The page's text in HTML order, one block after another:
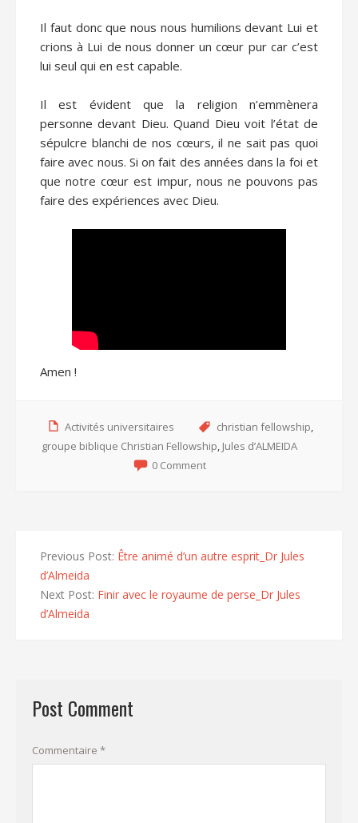
Il faut donc que nous nous humilions devant Lui et
crions à Lui de nous donner un cœur pur car c’est
lui seul qui en est capable.
Il est évident que la religion n’emmènera
personne devant Dieu. Quand Dieu voit l’état de
sépulcre blanchi de nos cœurs, il ne sait pas quoi
faire avec nous. Si on fait des années dans la foi et
que notre cœur est impur, nous ne pouvons pas
faire des expériences avec Dieu.
Amen !
Activités universitaires christian fellowship
groupe biblique Christian Fellowship Jules d’ALMEIDA
0 Comment
Previous Post: Être animé d’un autre esprit_Dr Jules
d’Almeida
Next Post: Finir avec le royaume de perse_Dr Jules
d’Almeida
Post Comment
Commentaire *